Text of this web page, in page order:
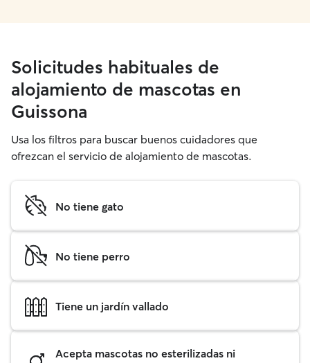
Solicitudes habituales de
alojamiento de mascotas en
Guissona
Usa los filtros para buscar buenos cuidadores que
ofrezcan el servicio de alojamiento de mascotas.
No tiene gato
No tiene perro
Tiene un jardín vallado
Acepta mascotas no esterilizadas ni